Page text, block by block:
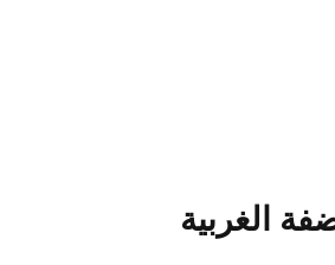
الغربية